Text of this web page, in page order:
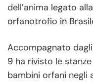
dell’anima legato
orfanotrofio in
Accompagnato
9 ha rivisto le
bambini orfani negli